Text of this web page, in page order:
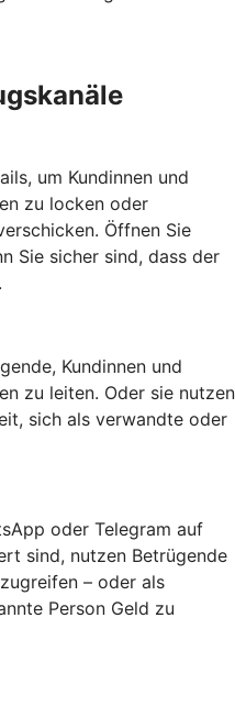
um Kundinnen und
zu locken oder
Öffnen Sie
Sie sicher sind, dass der
Kundinnen und
zu leiten. Oder sie nutzen
sich als verwandte oder
oder Telegram auf
sind, nutzen Betrügende
– oder als
Person Geld zu